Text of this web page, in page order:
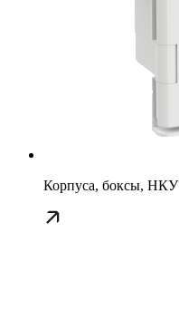
Корпуса, боксы, НКУ